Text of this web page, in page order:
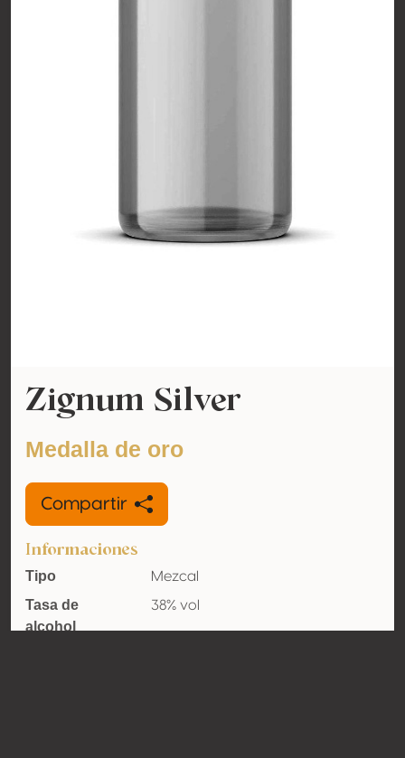
Zignum Silver
Medalla de oro
Compartir
Informaciones
Tipo Mezcal
Tasa de
alcohol
38% vol